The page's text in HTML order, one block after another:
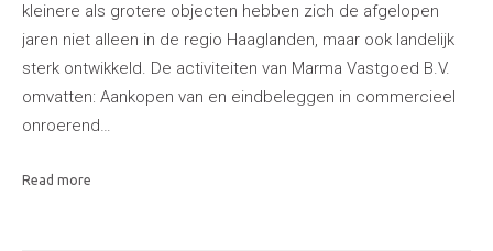
kleinere als grotere objecten hebben zich de afgelopen
jaren niet alleen in de regio Haaglanden, maar ook landelijk
sterk ontwikkeld. De activiteiten van Marma Vastgoed B.V.
omvatten: Aankopen van en eindbeleggen in commercieel
onroerend…
Read more